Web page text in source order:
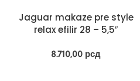
Jaguar makaze pre style
relax efilir 28 – 5,5″
8.710,00 рсд